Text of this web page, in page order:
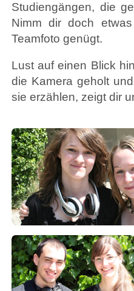
Studiengängen, die
Nimm dir doch
Teamfoto genügt.
Lust auf einen Blick
die Kamera geholt
sie erzählen, zeigt dir